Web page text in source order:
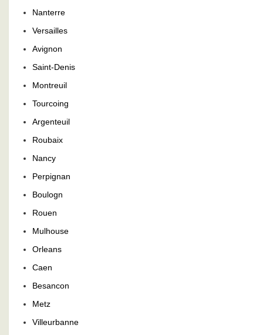
Nanterre
Versailles
Avignon
Saint-Denis
Montreuil
Tourcoing
Argenteuil
Roubaix
Nancy
Perpignan
Boulogn
Rouen
Mulhouse
Orleans
Caen
Besancon
Metz
Villeurbanne